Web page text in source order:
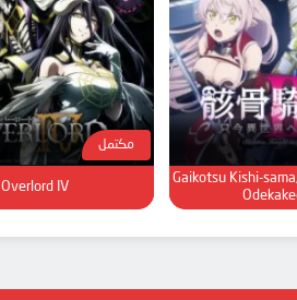
Gaikotsu Kishi-
مكتمل
Overlord IV